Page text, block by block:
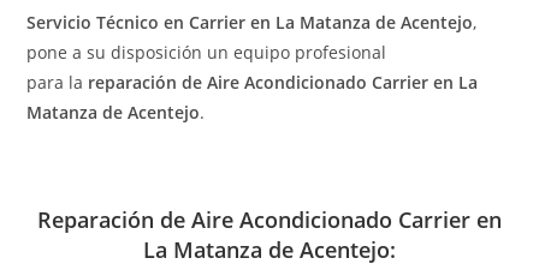
Servicio Técnico en Carrier en La Matanza de Acentejo,
pone a su disposición un equipo profesional
para la reparación de Aire Acondicionado Carrier en La
Matanza de Acentejo.
Reparación de Aire Acondicionado Carrier en
La Matanza de Acentejo: